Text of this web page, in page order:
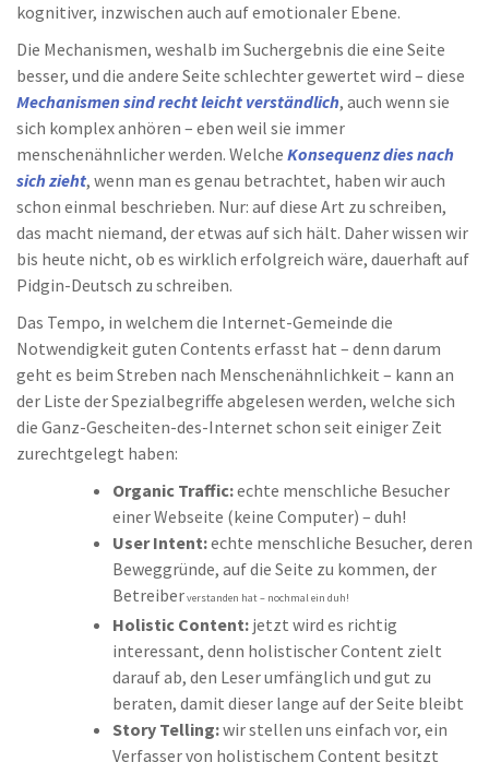
kognitiver, inzwischen auch auf emotionaler Ebene.
Die Mechanismen, weshalb im Suchergebnis die eine Seite
besser, und die andere Seite schlechter gewertet wird – diese
Mechanismen sind recht leicht verständlich, auch wenn sie
sich komplex anhören – eben weil sie immer
menschenähnlicher werden. Welche Konsequenz dies nach
sich zieht, wenn man es genau betrachtet, haben wir auch
schon einmal beschrieben. Nur: auf diese Art zu schreiben,
das macht niemand, der etwas auf sich hält. Daher wissen wir
bis heute nicht, ob es wirklich erfolgreich wäre, dauerhaft auf
Pidgin-Deutsch zu schreiben.
Das Tempo, in welchem die Internet-Gemeinde die
Notwendigkeit guten Contents erfasst hat – denn darum
geht es beim Streben nach Menschenähnlichkeit – kann an
der Liste der Spezialbegriffe abgelesen werden, welche sich
die Ganz-Gescheiten-des-Internet schon seit einiger Zeit
zurechtgelegt haben:
Organic Traffic:echte menschliche Besucher
einer Webseite (keine Computer) – duh!
User Intent:echte menschliche Besucher, deren
Beweggründe, auf die Seite zu kommen, der
Betreiberverstanden hat – nochmal ein duh!
Holistic Content: jetzt wird es richtig
interessant, denn holistischer Content zielt
darauf ab, den Leser umfänglich und gut zu
beraten, damit dieser lange auf der Seite bleibt
Story Telling:wir stellen uns einfach vor, ein
Verfasser von holistischem Content besitzt